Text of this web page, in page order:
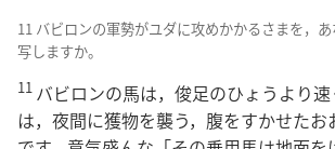
11 バビロンの軍勢がユダに攻めかかるさまを，
写しますか。
11 バビロンの馬は，俊足のひょうより
は，夜間に獲物を襲う，腹をすかせた